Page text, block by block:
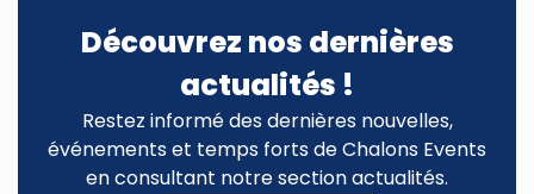
Découvrez nos dernières
actualités !
Restez informé des dernières nouvelles,
événements et temps forts de Chalons Events
en consultant notre section actualités.